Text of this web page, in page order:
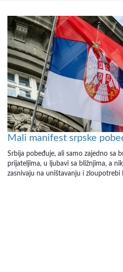
Mali manifest srpske
Srbija pobeđuje, ali samo zajedno sa
prijateljima, u ljubavi sa bližnjima, a
zasnivaju na uništavanju i zloupotrebi